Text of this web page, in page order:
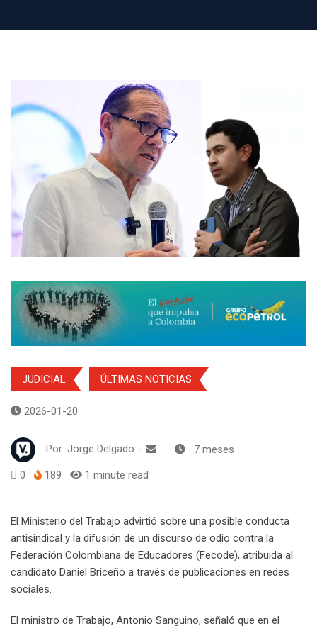
JUDICIAL ÚLTIMAS NOTICIAS
2026-01-20
Por: Jorge Delgado - 7 meses
0 189 1 minute read
El Ministerio del Trabajo advirtió sobre una posible conducta
antisindical y la difusión de un discurso de odio contra la
Federación Colombiana de Educadores (Fecode), atribuida al
candidato Daniel Briceño a través de publicaciones en redes
sociales.
El ministro de Trabajo, Antonio Sanguino, señaló que en el